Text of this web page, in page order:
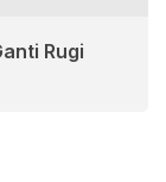
Rugi